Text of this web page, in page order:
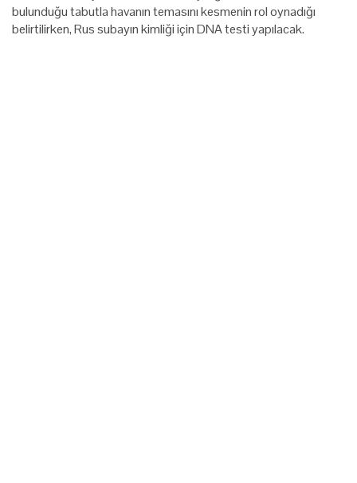
bulunduğu tabutla havanın temasını kesmenin rol oynadığı
belirtilirken, Rus subayın kimliği için DNA testi yapılacak.